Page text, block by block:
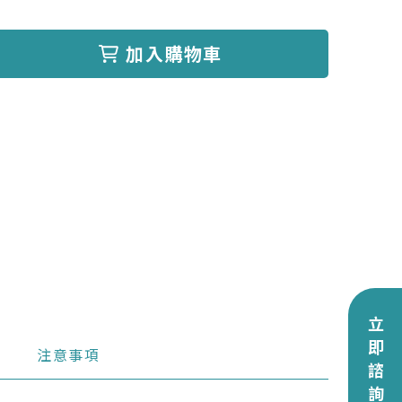
加入購物車
注意事項 立即諮詢